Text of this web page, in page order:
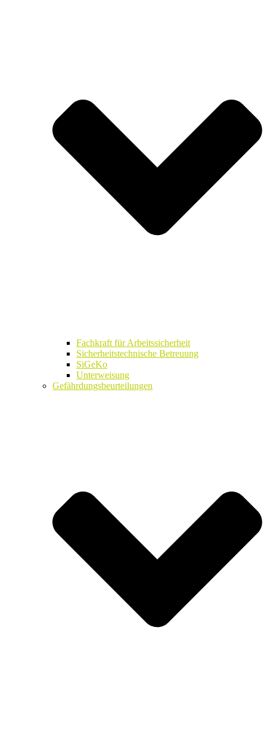
Fachkraft für Arbeitssicherheit
Sicherheitstechnische Betreuung
SiGeKo
Unterweisung
Gefährdungsbeurteilungen